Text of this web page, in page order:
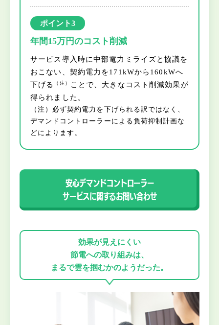
ポイント3
年間15万円のコスト削減
サービス導入時に中部電力ミライズと協議を
おこない、契約電力を171kWから160kWへ
下げる
（注）
ことで、大きなコスト削減効果が
得られました。
（注）必ず契約電力を下げられる訳ではなく、
デマンドコントローラーによる負荷抑制計画な
どによります。
安心デマンドコントローラー
サービスに関するお問い合わせ
効果が見えにくい
節電への取り組みは、
まるで雲を掴むかのようだった。